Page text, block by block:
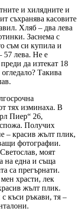
и хилядните и
съхранява касовите
Хляб – два лева
Заснема с
съм си купила и
57 лева. Не е
да изтекат 18
Такива
тях изминаха. В
Пиер“ 26,
Получих
– красив жълт плик,
фотографии.
моят
на една и съща
са прегърнати.
храсти, лек
жълт плик.
къси ръкави, тя –